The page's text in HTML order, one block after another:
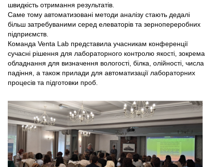
швидкість отримання результатів.
Саме тому автоматизовані методи аналізу стають дедалі
більш затребуваними серед елеваторів та зернопереробних
підприємств.
Команда Venta Lab представила учасникам конференції
сучасні рішення для лабораторного контролю якості, зокрема
обладнання для визначення вологості, білка, олійності, числа
падіння, а також прилади для автоматизації лабораторних
процесів та підготовки проб.